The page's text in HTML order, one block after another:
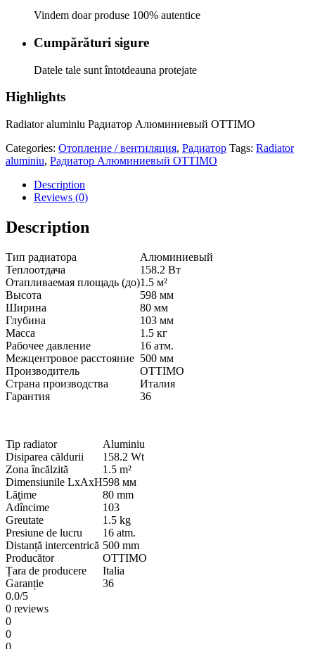
Vindem doar produse 100% autentice
Cumpărături sigure
Datele tale sunt întotdeauna protejate
Highlights
Radiator aluminiu Радиатор Алюминиевый OTTIMO
Categories: Отопление / вентиляция, Радиатор Tags: Radiator
aluminiu, Радиатор Алюминиевый OTTIMO
Description
Reviews (0)
Description
Тип радиатора
Алюминиевый
Теплоотдача
158.2 Вт
Отапливаемая площадь (до)1.5 м²
Высота
598 мм
Ширина
80 мм
Глубина
103 мм
Масса
1.5 кг
Рабочее давление
16 атм.
Межцентровое расстояние 500 мм
Производитель
OTTIMO
Страна производства
Италия
Гарантия
36
Tip radiator
Aluminiu
Disiparea căldurii
158.2 Wt
Zona încălzită
1.5 m²
Dimensiunile LхAхH598 мм
Lăţime
80 mm
Adîncime
103
Greutate
1.5 kg
Presiune de lucru
16 atm.
Distanță intercentrică 500 mm
Producător
OTTIMO
Țara de producere
Italia
Garanție
36
0.0/5
0 reviews
0
0
0